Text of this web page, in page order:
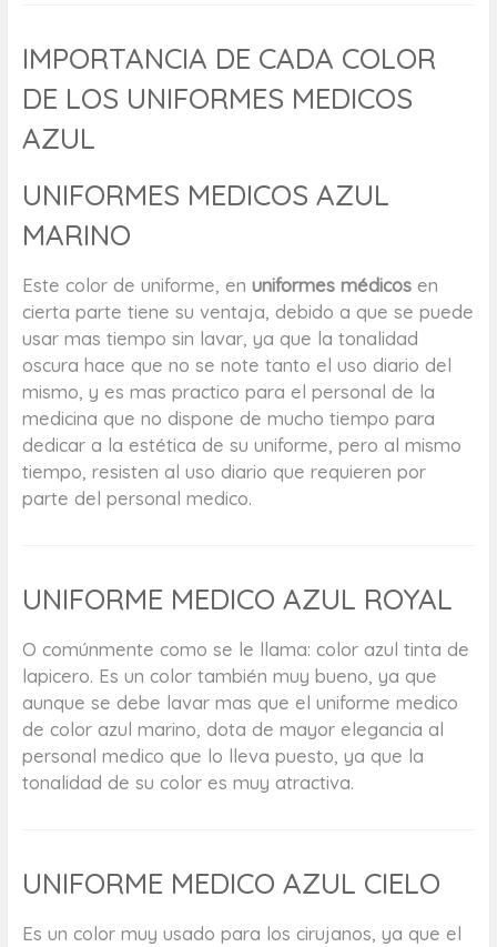
IMPORTANCIA DE CADA COLOR
DE LOS UNIFORMES MEDICOS
AZUL
UNIFORMES MEDICOS AZUL
MARINO
Este color de uniforme, en uniformes médicosen
cierta parte tiene su ventaja, debido a que se puede
usar mas tiempo sin lavar, ya que la tonalidad
oscura hace que no se note tanto el uso diario del
mismo, y es mas practico para el personal de la
medicina que no dispone de mucho tiempo para
dedicar a la estética de su uniforme, pero al mismo
tiempo, resisten al uso diario que requieren por
parte del personal medico.
UNIFORME MEDICO AZUL ROYAL
O comúnmente como se le llama: color azul tinta de
lapicero. Es un color también muy bueno, ya que
aunque se debe lavar mas que el uniforme medico
de color azul marino, dota de mayor elegancia al
personal medico que lo lleva puesto, ya que la
tonalidad de su color es muy atractiva.
UNIFORME MEDICO AZUL CIELO
Es un color muy usado para los cirujanos, ya que el